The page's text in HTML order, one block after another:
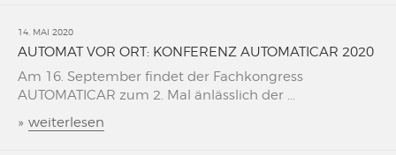
14. MAI 2020
AUTOMAT VOR ORT: KONFERENZ AUTOMATICAR 2020
Am 16. September findet der Fachkongress
AUTOMATICAR zum 2. Mal änlässlich der ...
» weiterlesen